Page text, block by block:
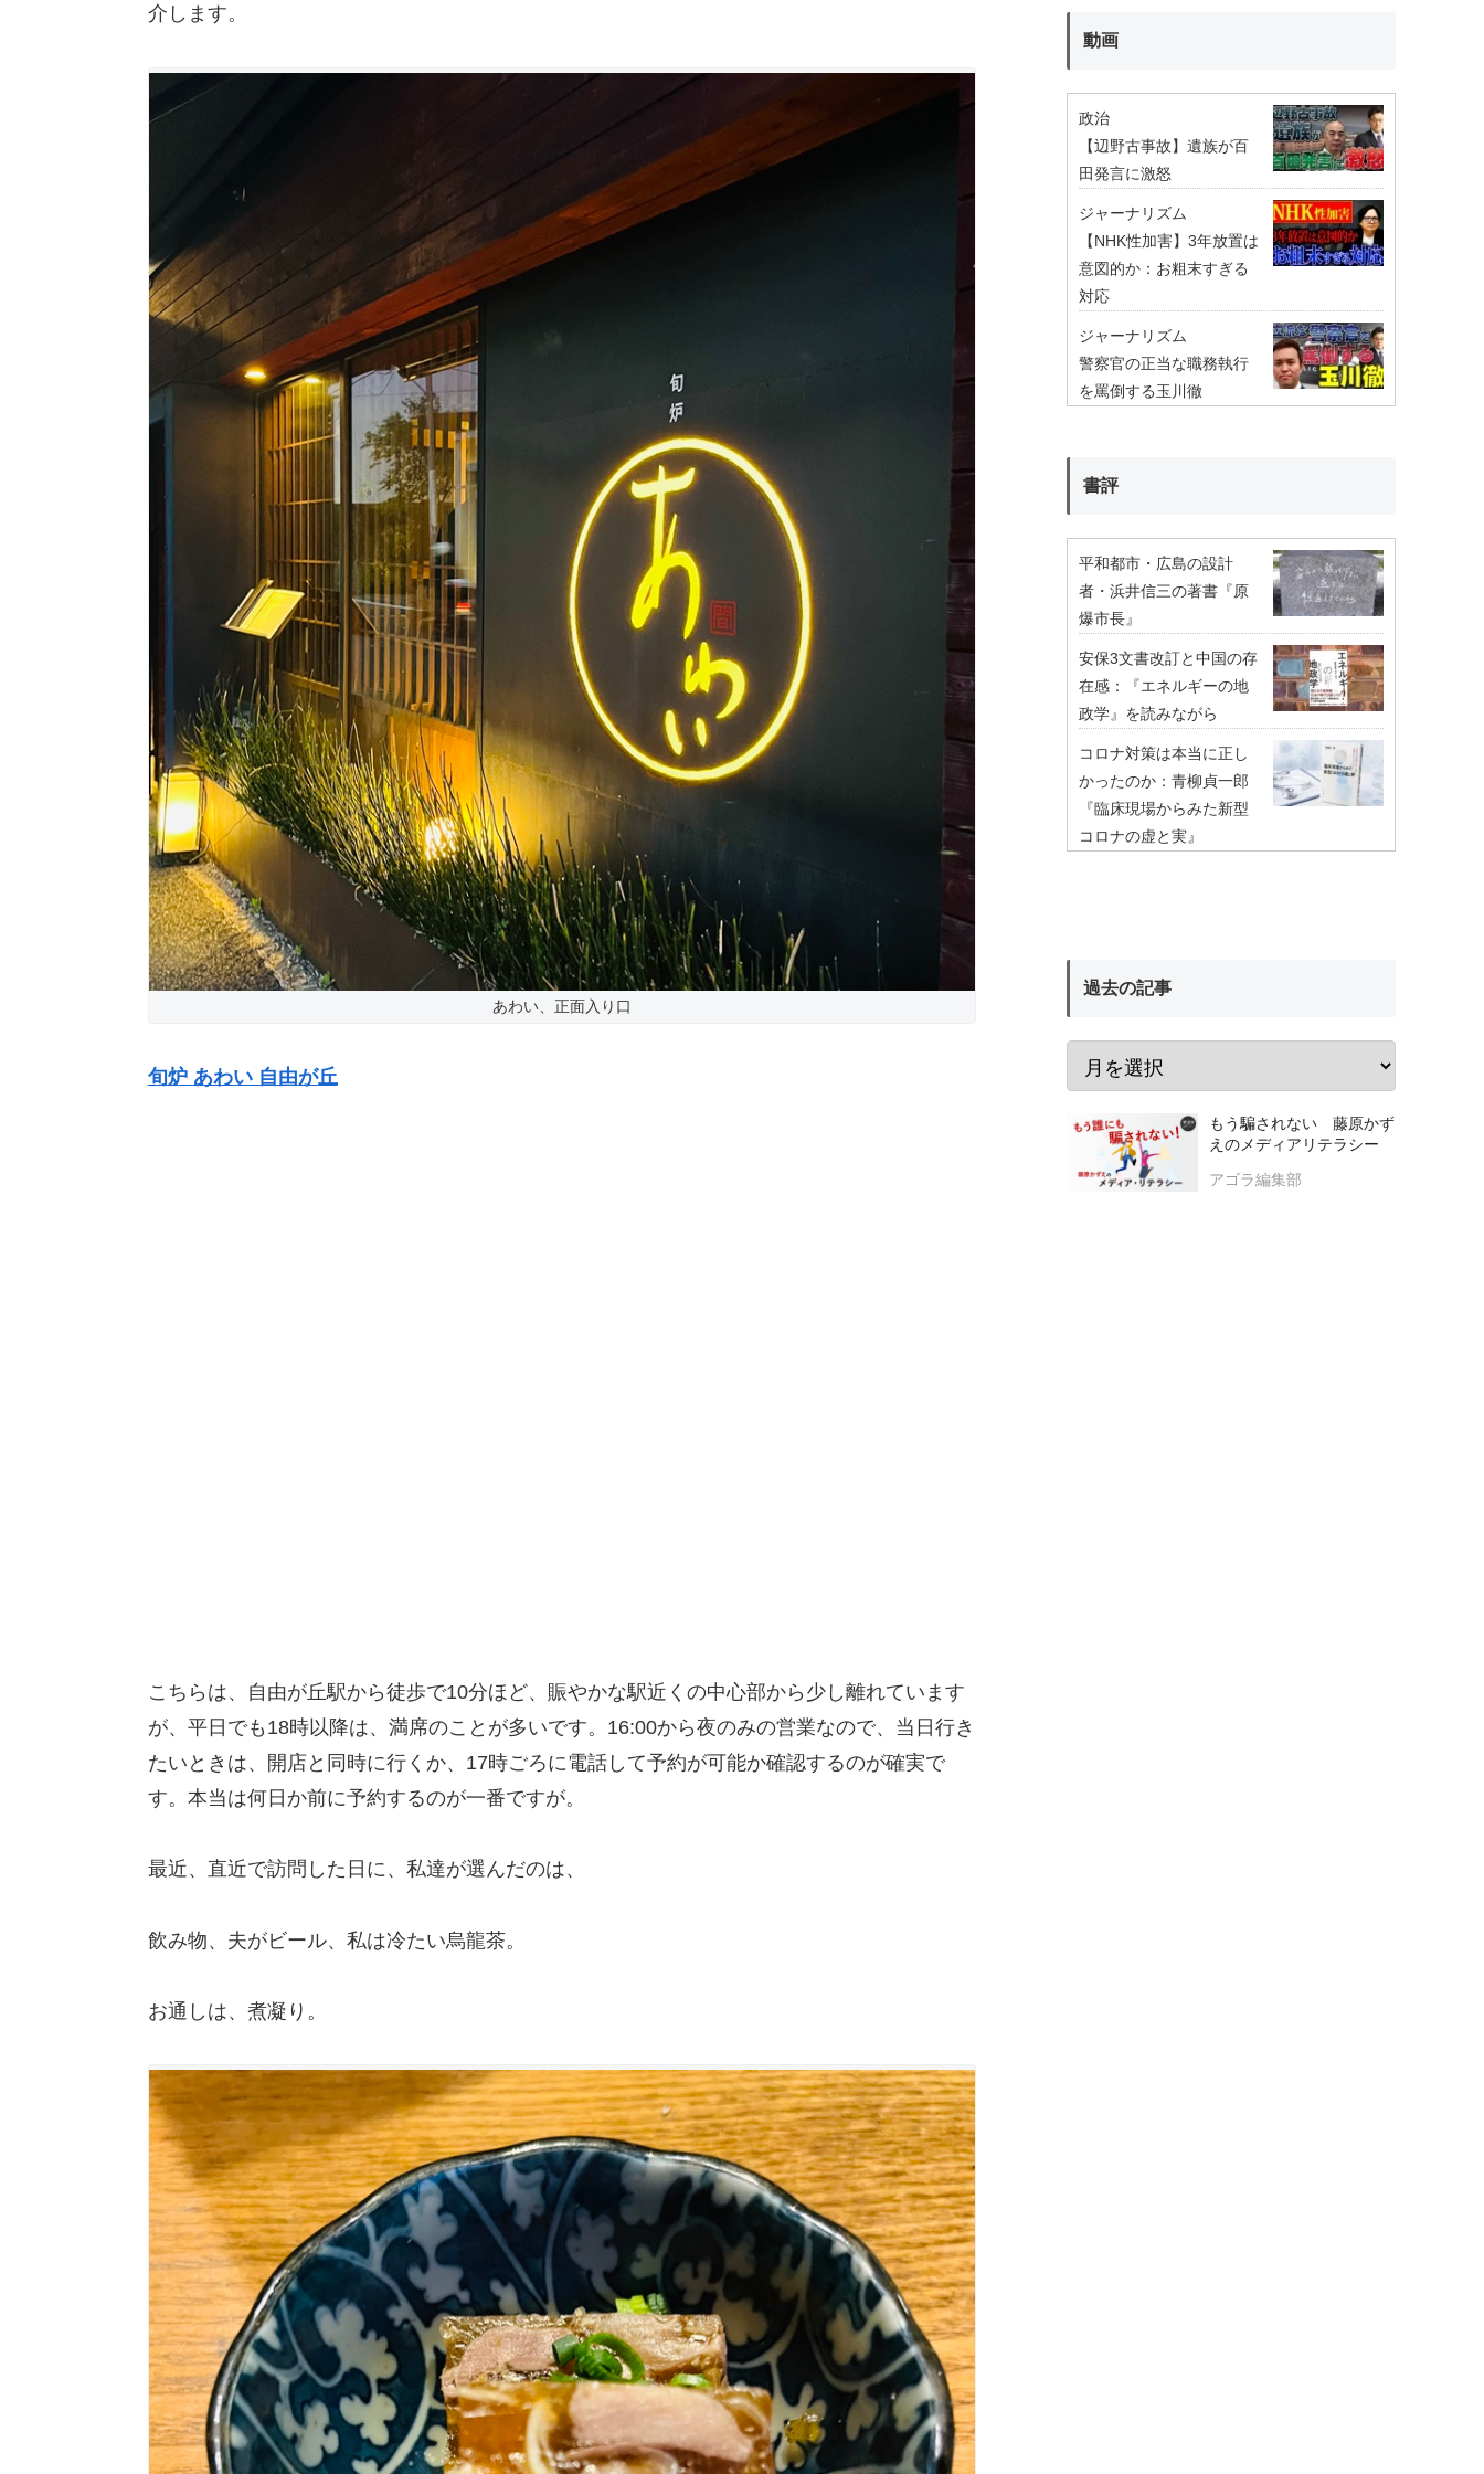
介します。
あわい、正面入り口
旬炉 あわい 自由が丘
こちらは、自由が丘駅から徒歩で10分ほど、賑やかな駅近くの中心部から少し離れています
が、平日でも18時以降は、満席のことが多いです。16:00から夜のみの営業なので、当日行き
たいときは、開店と同時に行くか、17時ごろに電話して予約が可能か確認するのが確実で
す。本当は何日か前に予約するのが一番ですが。
最近、直近で訪問した日に、私達が選んだのは、
飲み物、夫がビール、私は冷たい烏龍茶。
お通しは、煮凝り。
動画
政治
【辺野古事故】遺族が百
田発言に激怒
ジャーナリズム
【NHK性加害】3年放置は
意図的か：お粗末すぎる
対応
ジャーナリズム
警察官の正当な職務執行
を罵倒する玉川徹
書評
平和都市・広島の設計
者・浜井信三の著書『原
爆市長』
安保3文書改訂と中国の存
在感：『エネルギーの地
政学』を読みながら
コロナ対策は本当に正し
かったのか：青柳貞一郎
『臨床現場からみた新型
コロナの虚と実』
過去の記事
もう騙されない 藤原かず
えのメディアリテラシー
アゴラ編集部